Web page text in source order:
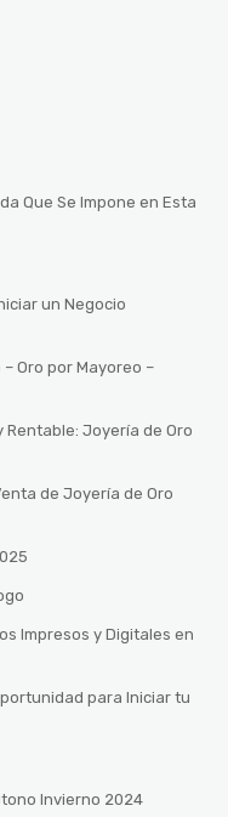
Que Se Impone en Esta
un Negocio
Oro por Mayoreo –
Rentable: Joyería de Oro
de Joyería de Oro
Impresos y Digitales en
para Iniciar tu
Invierno 2024